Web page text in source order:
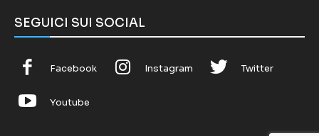
SEGUICI SUI SOCIAL
Facebook Instagram Twitter
Youtube